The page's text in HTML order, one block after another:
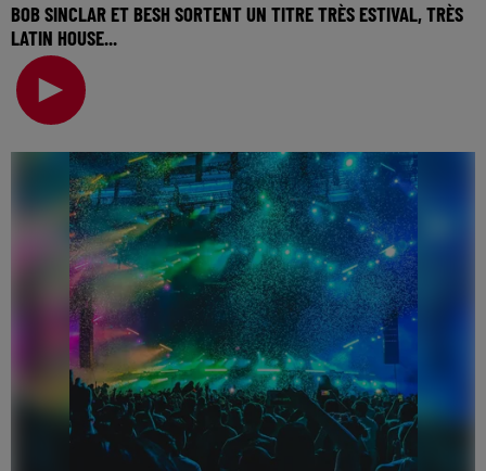
BOB SINCLAR ET BESH SORTENT UN TITRE TRÈS ESTIVAL, TRÈS
LATIN HOUSE...
🎧 Ecoutez Radio FG sur http://www.radiofg.com 📱 et sur
l’Application FG (IOS https://urlz.fr/hhZx